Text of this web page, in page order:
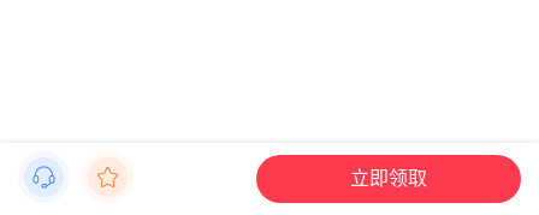
立即领取